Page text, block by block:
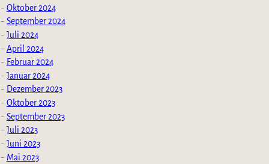
Oktober 2024
September 2024
Juli 2024
April 2024
Februar 2024
Januar 2024
Dezember 2023
Oktober 2023
September 2023
Juli 2023
Juni 2023
Mai 2023